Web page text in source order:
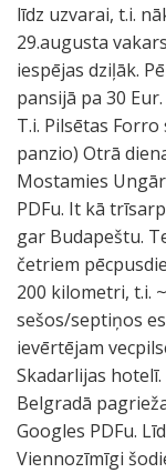
līdz uzvarai, t.i.
29.augusta
iespējas dziļāk.
pansijā pa 30
T.i. Pilsētas
panzio) Otrā
Mostamies
PDFu. It kā
gar Budapeštu.
četriem
200 kilometri, t.i.
sešos/septiņos
ievērtējam
Skadarlijas
Belgradā
Googles PDFu.
Viennozīmīgi